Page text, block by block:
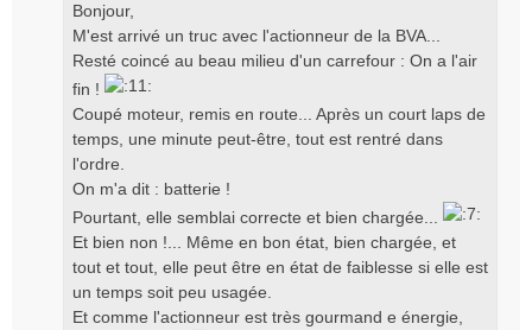
Bonjour,
M'est arrivé un truc avec l'actionneur de la BVA...
Resté coincé au beau milieu d'un carrefour : On a l'air
fin !
Coupé moteur, remis en route... Après un court laps de
temps, une minute peut-être, tout est rentré dans
l'ordre.
On m'a dit : batterie !
Pourtant, elle semblai correcte et bien chargée...
Et bien non !... Même en bon état, bien chargée, et
tout et tout, elle peut être en état de faiblesse si elle est
un temps soit peu usagée.
Et comme l'actionneur est très gourmand e énergie,